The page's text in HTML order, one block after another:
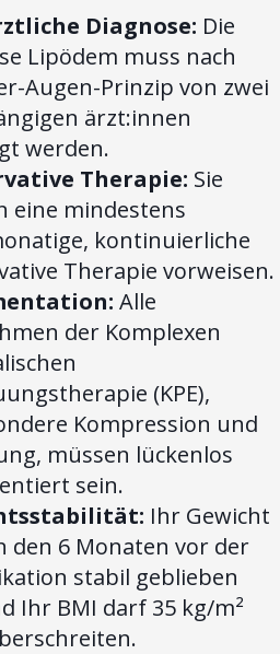
Diagnose: Die
Lipödem muss nach
Augen-Prinzip von zwei
ärzt:innen
werden.
Therapie: Sie
eine mindestens
kontinuierliche
Therapie vorweisen.
Alle
der Komplexen
(KPE),
Kompression und
müssen lückenlos
sein.
Ihr Gewicht
den 6 Monaten vor der
stabil geblieben
Ihr BMI darf 35 kg/m²